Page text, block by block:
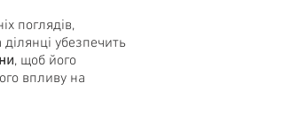
поглядів,
убезпечить
, щоб його
впливу на